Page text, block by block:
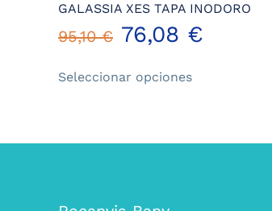
GALASSIA XES TAPA INODORO
95,10€ 76,08 €
Seleccionar opcionesproducto